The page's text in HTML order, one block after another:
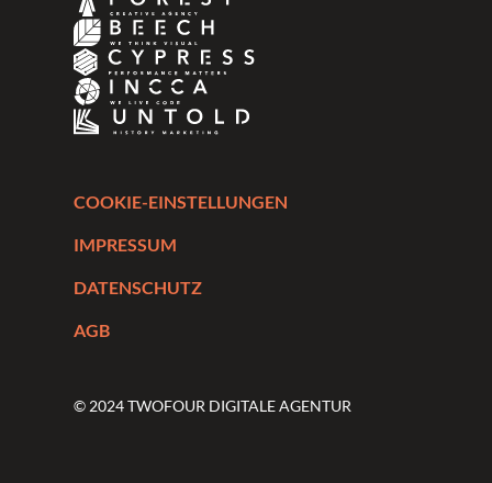
COOKIE-EINSTELLUNGEN
IMPRESSUM
DATENSCHUTZ
AGB
© 2024 TWOFOUR DIGITALE AGENTUR